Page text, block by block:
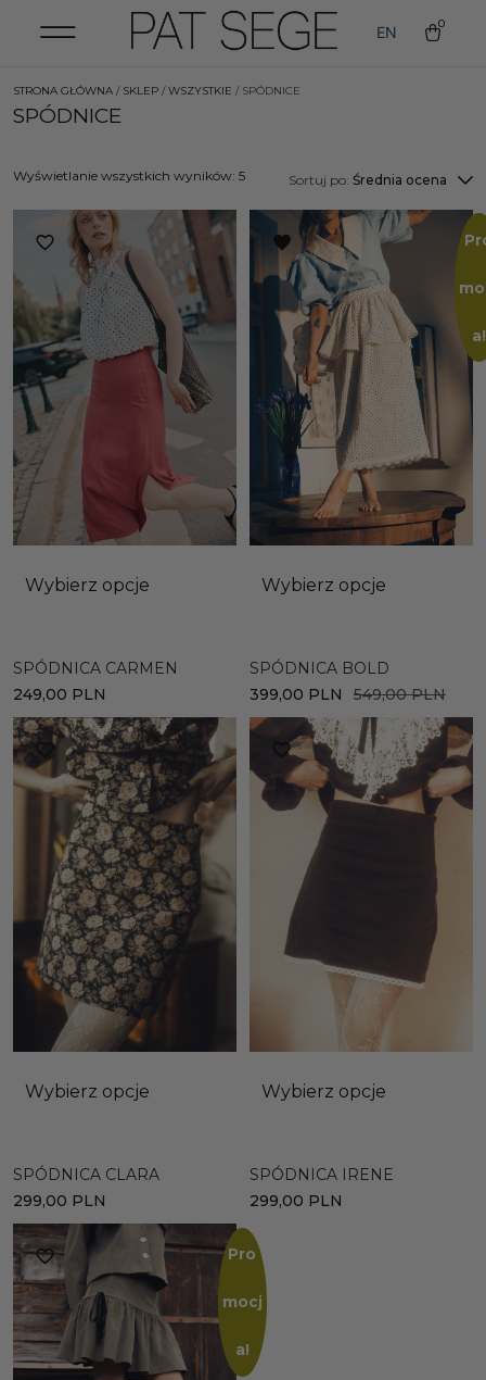
EN 0
STRONA GŁÓWNA / SKLEP /WSZYSTKIE / SPÓDNICE
SPÓDNICE
Sortuj po: Średnia ocena
Wybierz opcje
SPÓDNICA CARMEN
249,00 PLN
a!
Wybierz opcje
SPÓDNICA BOLD
549,00PLN
399,00 PLN
Wybierz opcje
SPÓDNICA CLARA
299,00 PLN
Wybierz opcje
SPÓDNICA IRENE
299,00 PLN
Pro
mocj
a!
Wyświetlanie wszystkich wyników: 5